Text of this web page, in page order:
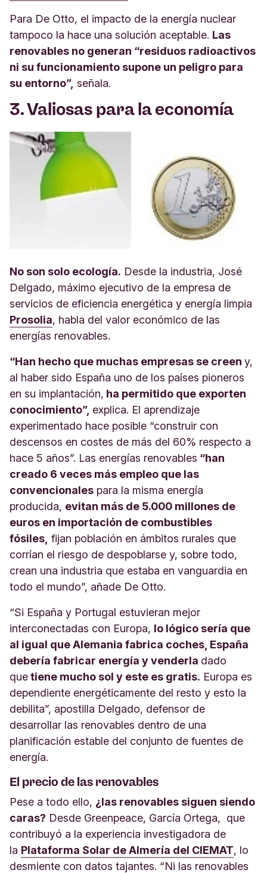
Para De Otto, el impacto de la energía nuclear
tampoco la hace una solución aceptable. Las
renovables no generan “residuos radioactivos
ni su funcionamiento supone un peligro para
su entorno”, señala.
3. Valiosas para la economía
No son solo ecología. Desde la industria, José
Delgado, máximo ejecutivo de la empresa de
servicios de eficiencia energética y energía limpia
Prosolia, habla del valor económico de las
energías renovables.
“Han hecho que muchas empresas se creen y,
al haber sido España uno de los países pioneros
en su implantación, ha permitido que exporten
conocimiento”, explica. El aprendizaje
experimentado hace posible “construir con
descensos en costes de más del 60% respecto a
hace 5 años”. Las energías renovables “han
creado 6 veces más empleo que las
convencionales para la misma energía
producida, evitan más de 5.000 millones de
euros en importación de combustibles
fósiles, fijan población en ámbitos rurales que
corrían el riesgo de despoblarse y, sobre todo,
crean una industria que estaba en vanguardia en
todo el mundo”, añade De Otto.
“Si España y Portugal estuvieran mejor
interconectadas con Europa, lo lógico sería que
al igual que Alemania fabrica coches, España
debería fabricar energía y venderla dado
quetiene mucho sol y este es gratis. Europa es
dependiente energéticamente del resto y esto la
debilita”, apostilla Delgado, defensor de
desarrollar las renovables dentro de una
planificación estable del conjunto de fuentes de
energía.
El precio de las renovables
Pese a todo ello, ¿las renovables siguen siendo
caras? Desde Greenpeace, García Ortega, que
contribuyó a la experiencia investigadora de
la Plataforma Solar de Almería del CIEMAT, lo
desmiente con datos tajantes. “Ni las renovables